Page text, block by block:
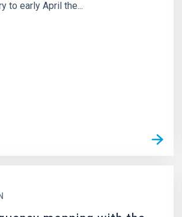
to early April the...